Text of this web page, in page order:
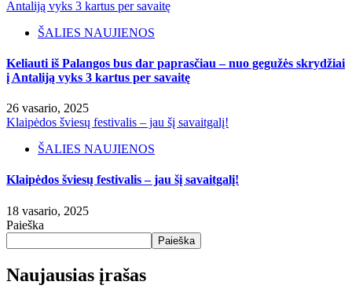
Antaliją vyks 3 kartus per savaitę
ŠALIES NAUJIENOS
Keliauti iš Palangos bus dar paprasčiau – nuo gegužės skrydžiai
į Antaliją vyks 3 kartus per savaitę
26 vasario, 2025
Klaipėdos šviesų festivalis – jau šį savaitgalį!
ŠALIES NAUJIENOS
Klaipėdos šviesų festivalis – jau šį savaitgalį!
18 vasario, 2025
Paieška
Paieška
Naujausias įrašas